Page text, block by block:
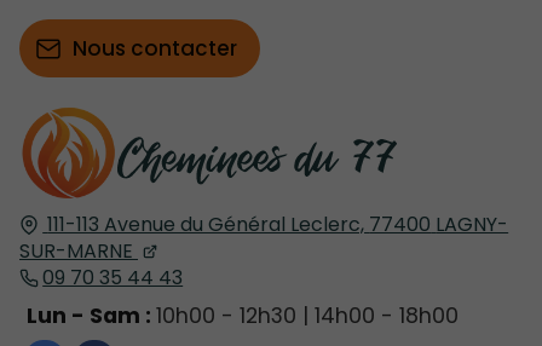
111-113 Avenue du Général Leclerc, 77400 LAGNY-
SUR-MARNE
09 70 35 44 43
Lun - Sam : 10h00 - 12h30 | 14h00 - 18h00
Nous contacter